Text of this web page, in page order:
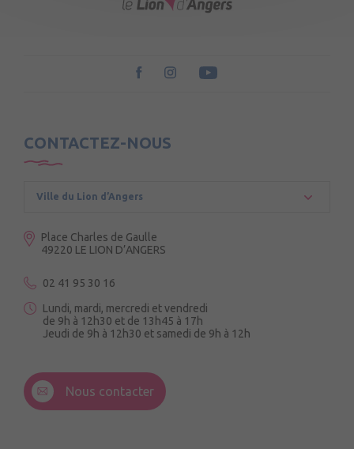
CONTACTEZ-NOUS
Ville du Lion d’Angers
Place Charles de Gaulle
49220 LE LION D’ANGERS
02 41 95 30 16
Lundi, mardi, mercredi et vendredi
de 9h à 12h30 et de 13h45 à 17h
Jeudi de 9h à 12h30 et samedi de 9h à 12h
49220 Andigné
Nous contacter